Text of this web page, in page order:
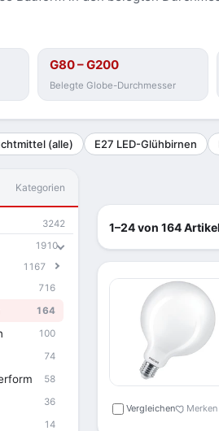
G80 – G200
Belegte Globe-Durchmesser
(alle) E27 LED-Glühbirnen
Kategorien
3242
1910
1167
716
164
100
74
58
36
14
1–24 von 164
Vergleichen Merken